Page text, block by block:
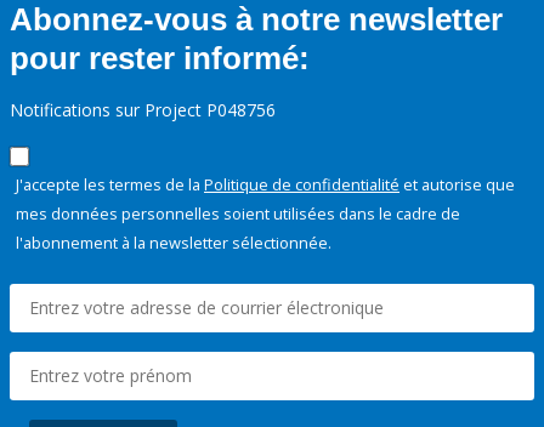
Abonnez-vous à notre newsletter
pour rester informé:
Notifications sur Project P048756
J'accepte les termes de la Politique de confidentialité et autorise que
mes données personnelles soient utilisées dans le cadre de
l'abonnement à la newsletter sélectionnée.